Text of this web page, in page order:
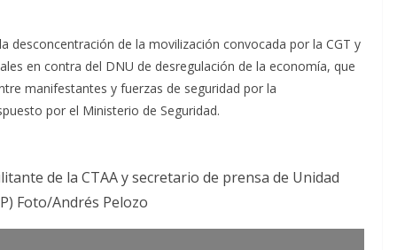
desconcentración de la movilización convocada por la CGT y
en contra del DNU de desregulación de la economía, que
manifestantes y fuerzas de seguridad por la
por el Ministerio de Seguridad.
de la CTAA y secretario de prensa de Unidad
Foto/Andrés Pelozo